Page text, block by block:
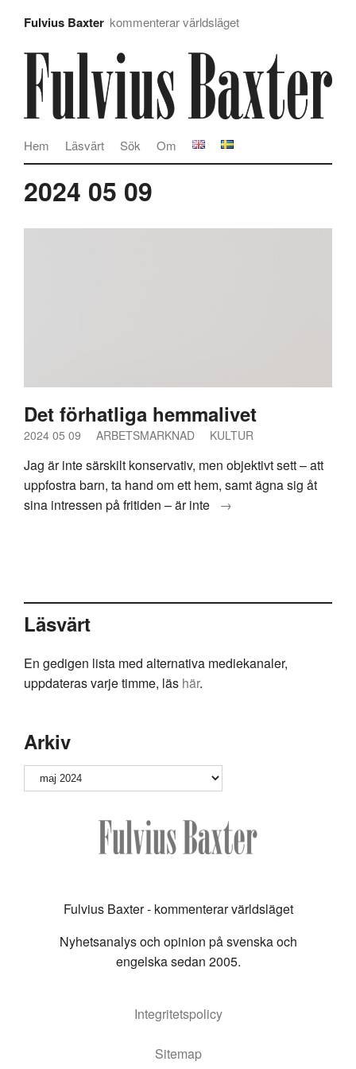
Fulvius Baxter kommenterar världsläget
Om
Sök
Läsvärt
Hem
2024 05 09
Det förhatliga hemmalivet
2024 05 09 ARBETSMARKNAD KULTUR
Jag är inte särskilt konservativ, men objektivt sett – att
uppfostra barn, ta hand om ett hem, samt ägna sig åt
sina intressen på fritiden – är inte
→
Läsvärt
En gedigen lista med alternativa mediekanaler,
uppdateras varje timme, läs här.
Arkiv
Arkiv
Fulvius Baxter - kommenterar världsläget
Nyhetsanalys och opinion på svenska och
engelska sedan 2005.
Integritetspolicy
Sitemap